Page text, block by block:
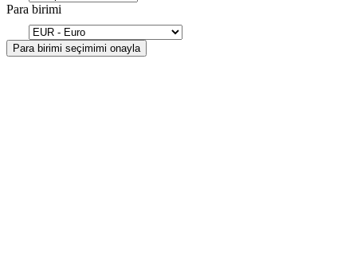
Para birimi
Para birimi seçimimi onayla